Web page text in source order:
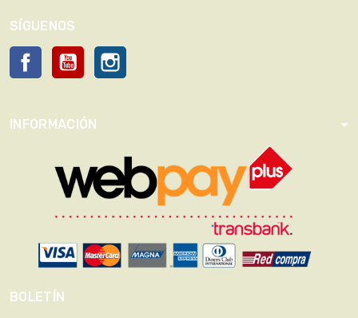
SÍGUENOS
Facebook YouTube
INFORMACIÓN
BOLETÍN